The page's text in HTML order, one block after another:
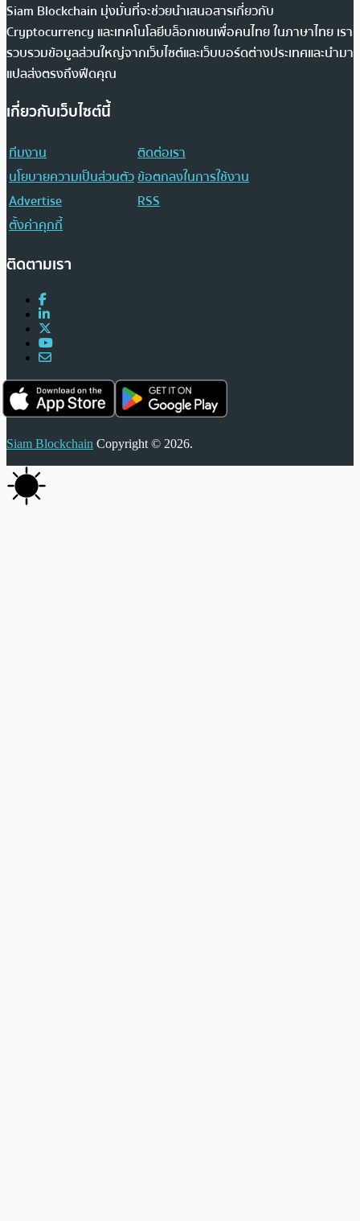
Siam Blockchain มุ่งมั่นที่จะช่วยนำเสนอสารเกี่ยวกับ
Cryptocurrency และเทคโนโลยีบล็อกเชนเพื่อคนไทย ในภาษาไทย เรา
รวบรวมข้อมูลส่วนใหญ่จากเว็บไซต์และเว็บบอร์ดต่างประเทศและนำมา
แปลส่งตรงถึงฟีดคุณ
เกี่ยวกับเว็บไซต์นี้
ทีมงาน
ติดต่อเรา
นโยบายความเป็นส่วนตัวข้อตกลงในการใช้งาน
Advertise
RSS
ตั้งค่าคุกกี้
ติดตามเรา
Siam Blockchain Copyright © 2026.